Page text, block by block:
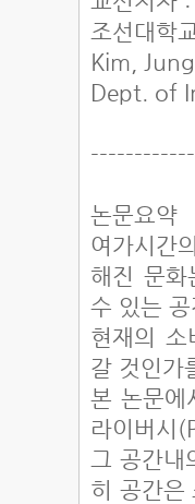
조선대학
Kim,
Dept. of
논문요약
여가시간
해진 문화
수 있는
현재의 소
갈 것인가
본 논문에
라이버시
그 공간내
히 공간은